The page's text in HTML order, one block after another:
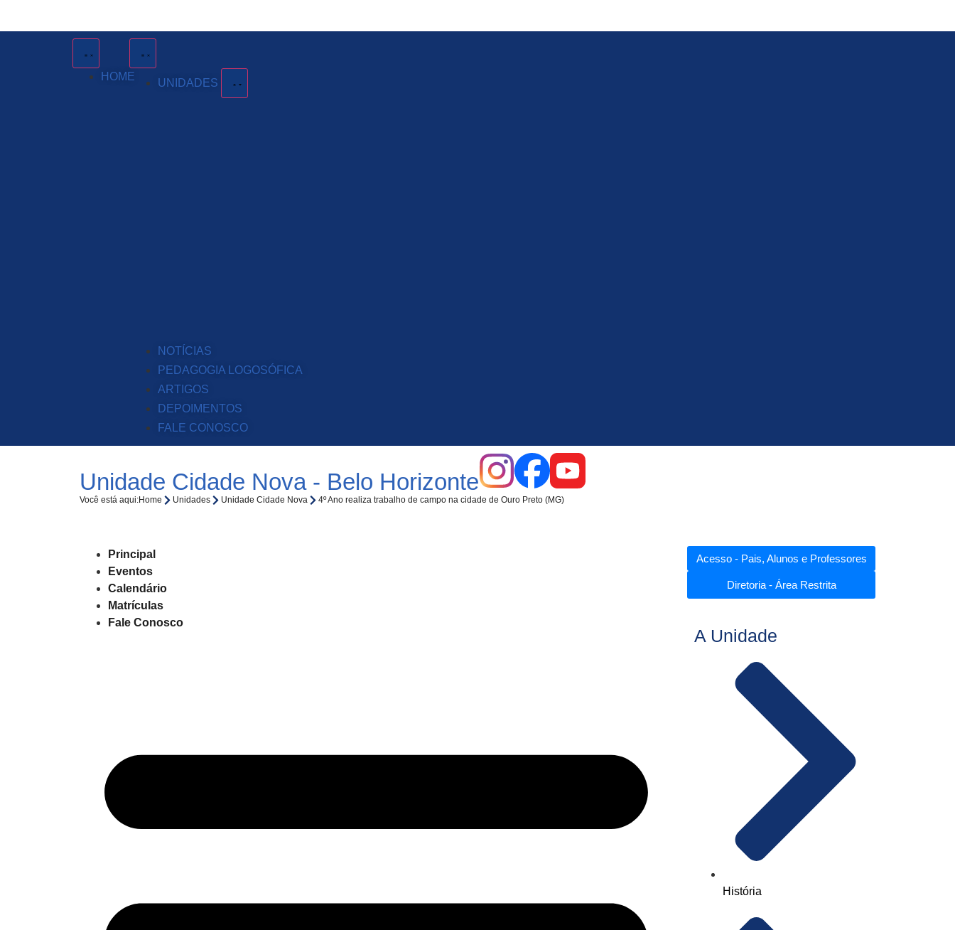
HOME
UNIDADES
NOTÍCIAS
PEDAGOGIA LOGOSÓFICA
ARTIGOS
DEPOIMENTOS
FALE CONOSCO
Unidade Cidade Nova - Belo Horizonte
Você está aqui:Home Unidades Unidade Cidade Nova 4º Ano realiza trabalho de campo na cidade de Ouro Preto (MG)
Principal
Eventos
Calendário
Matrículas
Fale Conosco
Acesso - Pais, Alunos e Professores
Diretoria - Área Restrita
A Unidade
História